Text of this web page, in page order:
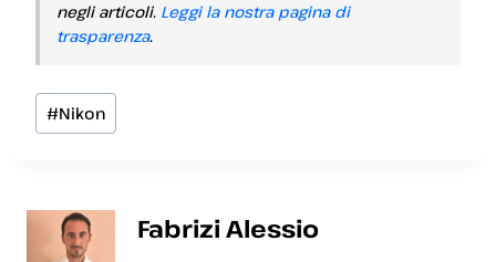
negli articoli. Leggi la nostra pagina di
trasparenza.
Tag
articolo:
#Nikon
Fabrizi Alessio